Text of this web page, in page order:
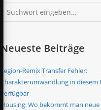
Suchen
Neueste Beiträge
Legion-Remix Transfer Fehler:
Charakterumwandlung in diesem
verfügbar
Housing: Wo bekommt man